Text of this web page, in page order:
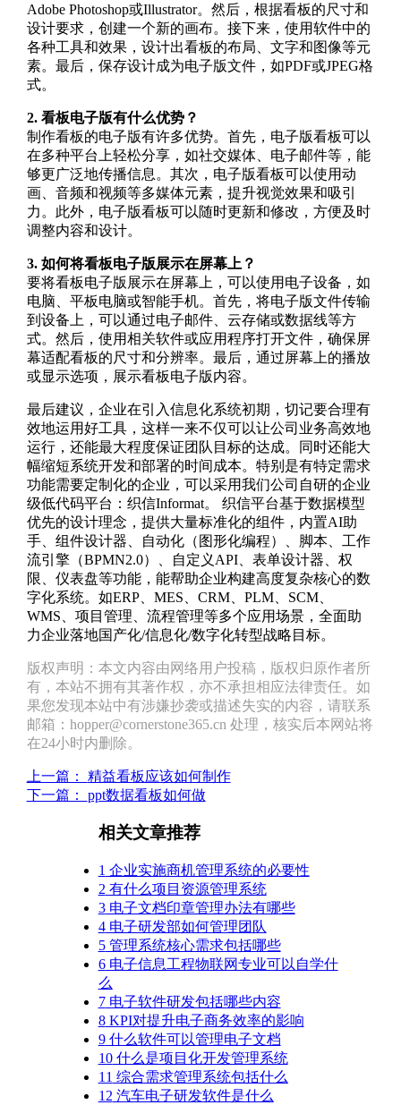
Adobe Photoshop或Illustrator。然后，根据看板的尺寸和
设计要求，创建一个新的画布。接下来，使用软件中的
各种工具和效果，设计出看板的布局、文字和图像等元
素。最后，保存设计成为电子版文件，如PDF或JPEG格
式。
2. 看板电子版有什么优势？
制作看板的电子版有许多优势。首先，电子版看板可以
在多种平台上轻松分享，如社交媒体、电子邮件等，能
够更广泛地传播信息。其次，电子版看板可以使用动
画、音频和视频等多媒体元素，提升视觉效果和吸引
力。此外，电子版看板可以随时更新和修改，方便及时
调整内容和设计。
3. 如何将看板电子版展示在屏幕上？
要将看板电子版展示在屏幕上，可以使用电子设备，如
电脑、平板电脑或智能手机。首先，将电子版文件传输
到设备上，可以通过电子邮件、云存储或数据线等方
式。然后，使用相关软件或应用程序打开文件，确保屏
幕适配看板的尺寸和分辨率。最后，通过屏幕上的播放
或显示选项，展示看板电子版内容。
最后建议，企业在引入信息化系统初期，切记要合理有
效地运用好工具，这样一来不仅可以让公司业务高效地
运行，还能最大程度保证团队目标的达成。同时还能大
幅缩短系统开发和部署的时间成本。特别是有特定需求
功能需要定制化的企业，可以采用我们公司自研的企业
级低代码平台：织信Informat。 织信平台基于数据模型
优先的设计理念，提供大量标准化的组件，内置AI助
手、组件设计器、自动化（图形化编程）、脚本、工作
流引擎（BPMN2.0）、自定义API、表单设计器、权
限、仪表盘等功能，能帮助企业构建高度复杂核心的数
字化系统。如ERP、MES、CRM、PLM、SCM、
WMS、项目管理、流程管理等多个应用场景，全面助
力企业落地国产化/信息化/数字化转型战略目标。
版权声明：本文内容由网络用户投稿，版权归原作者所
有，本站不拥有其著作权，亦不承担相应法律责任。如
果您发现本站中有涉嫌抄袭或描述失实的内容，请联系
邮箱：hopper@cornerstone365.cn 处理，核实后本网站将
在24小时内删除。
上一篇： 精益看板应该如何制作
下一篇： ppt数据看板如何做
相关文章推荐
1 企业实施商机管理系统的必要性
2 有什么项目资源管理系统
3电子文档印章管理办法有哪些
4电子研发部如何管理团队
5管理系统核心需求包括哪些
6电子信息工程物联网专业可以自学什
么
7电子软件研发包括哪些内容
8KPI对提升电子商务效率的影响
9什么软件可以管理电子文档
10什么是项目化开发管理系统
11 综合需求管理系统包括什么
12 汽车电子研发软件是什么